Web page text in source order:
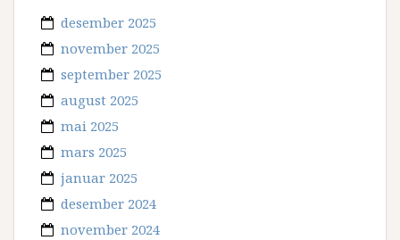
desember 2025
november 2025
september 2025
august 2025
mai 2025
mars 2025
januar 2025
desember 2024
november 2024